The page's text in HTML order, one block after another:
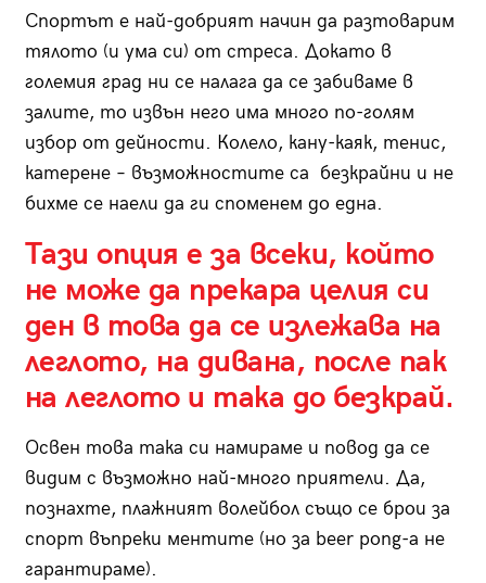
Спортът е най-добрият начин да разтоварим
тялото (и ума си) от стреса. Докато в
големия град ни се налага да се забиваме в
залите, то извън него има много по-голям
избор от дейности. Колело, кану-каяк, тенис,
катерене – възможностите са безкрайни и не
бихме се наели да ги споменем до една.
Тази опция е за всеки, който
не може да прекара целия си
ден в това да се излежава на
леглото, на дивана, после пак
на леглото и така до безкрай.
Освен това така си намираме и повод да се
видим с възможно най-много приятели. Да,
познахте, плажният волейбол също се брои за
спорт въпреки ментите (но за beer pong-a не
гарантираме).